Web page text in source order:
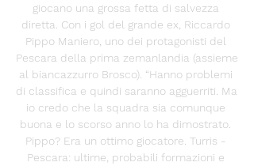
giocano una grossa fetta di salvezza
diretta. Con i gol del grande ex, Riccardo
Pippo Maniero, uno dei protagonisti del
Pescara della prima zemanlandia (assieme
al biancazzurro Brosco). “Hanno problemi
di classifica e quindi saranno agguerriti. Ma
io credo che la squadra sia comunque
buona e lo scorso anno lo ha dimostrato.
Pippo? Era un ottimo giocatore. Turris -
Pescara: ultime, probabili formazioni e